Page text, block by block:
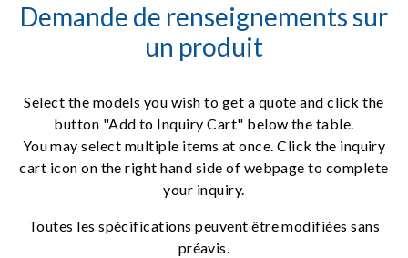
Demande de renseignements sur
un produit
Select the models you wish to get a quote and click the
button "Add to Inquiry Cart" below the table.
You may select multiple items at once. Click the inquiry
cart icon on the right hand side of webpage to complete
your inquiry.
Toutes les spécifications peuvent être modifiées sans
préavis.